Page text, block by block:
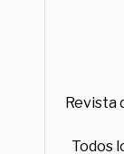
Revista
Todos